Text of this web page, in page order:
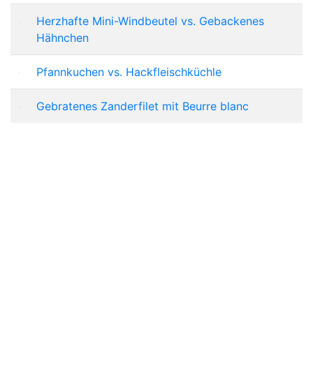
Herzhafte Mini-Windbeutel vs. Gebackenes
Hähnchen
Pfannkuchen vs. Hackfleischküchle
Gebratenes Zanderfilet mit Beurre blanc